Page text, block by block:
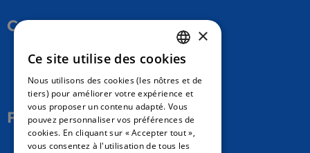
Contact Us
17 Av. Albert II, 98000​
hello@carloapp.com
Follow Us
FRENCH
ENGLISH
SPANISH
×
Ce site utilise des cookies
Nous utilisons des cookies (les nôtres et de
tiers) pour améliorer votre expérience et
vous proposer un contenu adapté. Vous
pouvez personnaliser vos préférences de
cookies. En cliquant sur « Accepter tout »,
vous consentez à l'utilisation de tous les